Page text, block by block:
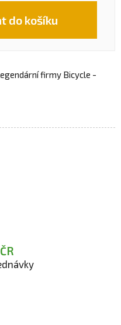
do košíku
firmy Bicycle -